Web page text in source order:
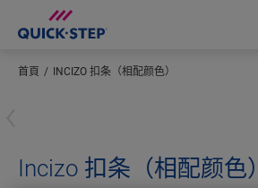
首頁 INCIZO 扣条（相配颜色）
Incizo 扣条（相配颜色）